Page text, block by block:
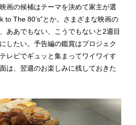
画の候補はテーマを決めて家主が選
to The 80’s”とか。さまざまな映画の
ああでもない、こうでもないと2週目
したい。予告編の鑑賞はプロジェク
レビでギュッと集まってワイワイす
は、翌週のお楽しみに残しておきた